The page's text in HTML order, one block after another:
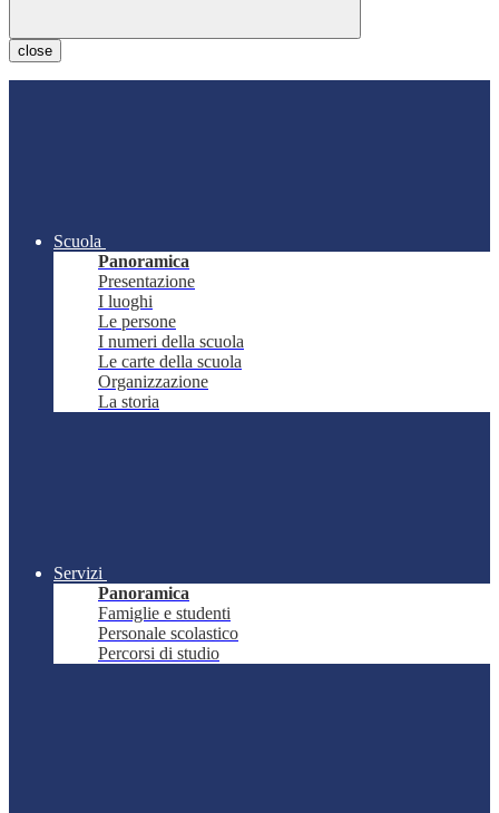
close
Scuola
Panoramica
Presentazione
I luoghi
Le persone
I numeri della scuola
Le carte della scuola
Organizzazione
La storia
Servizi
Panoramica
Famiglie e studenti
Personale scolastico
Percorsi di studio